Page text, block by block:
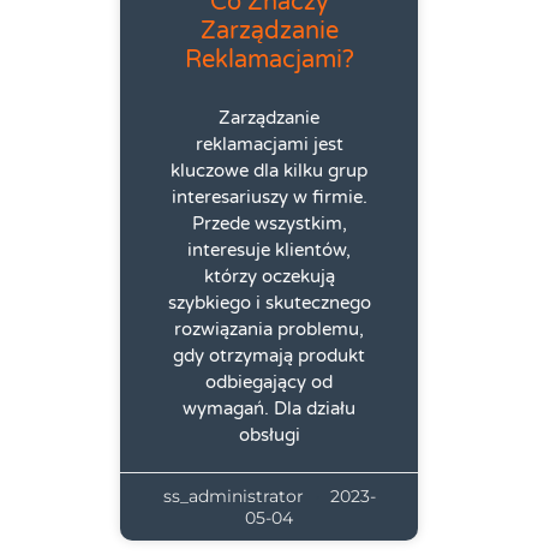
Zarządzanie
Reklamacjami?
Zarządzanie
reklamacjami jest
kluczowe dla kilku grup
interesariuszy w firmie.
Przede wszystkim,
interesuje klientów,
którzy oczekują
szybkiego i skutecznego
rozwiązania problemu,
gdy otrzymają produkt
odbiegający od
wymagań. Dla działu
obsługi
ss_administrator
2023-
05-04